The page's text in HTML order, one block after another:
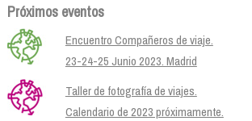
Próximos eventos
Encuentro Compañeros de viaje.
23-24-25 Junio 2023. Madrid
Taller de fotografía de viajes.
Calendario de 2023 próximamente.